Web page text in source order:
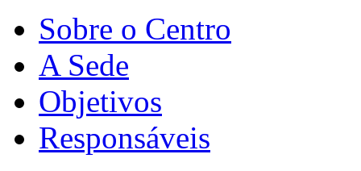
Sobre o Centro
A Sede
Objetivos
Responsáveis